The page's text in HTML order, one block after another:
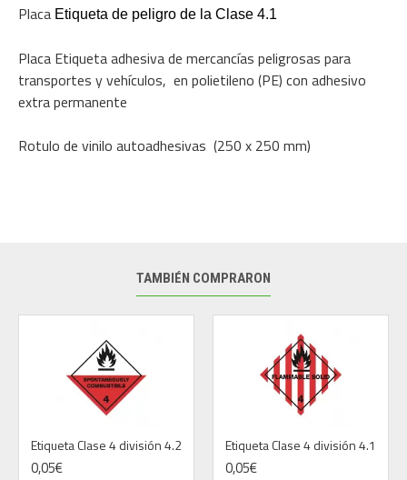
Placa Etiqueta de peligro de la Clase 4.1
Placa Etiqueta adhesiva de mercancías peligrosas para
transportes y vehículos, en polietileno (PE) con adhesivo
extra permanente
Rotulo de vinilo autoadhesivas (250 x 250 mm)
TAMBIÉN COMPRARON
Etiqueta Clase 4 división 4.2
0,05€
Etiqueta Clase 4 división 4.1
0,05€